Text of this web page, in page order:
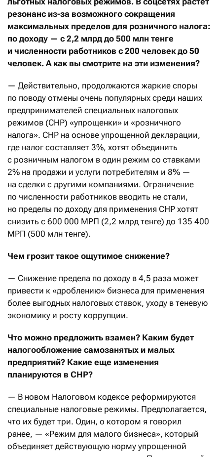
резонанс из-за возможного сокращения
максимальных пределов для розничного налога:
по доходу — с 2,2 млрд до 500 млн тенге
и численности работников с 200 человек до 50
человек. А как вы смотрите на эти изменения?
— Действительно, продолжаются жаркие споры
по поводу отмены очень популярных среди наших
предпринимателей специальных налоговых
режимов (СНР) «упрощенки» и «розничного
налога». СНР на основе упрощенной декларации,
где налог составляет 3%, хотят объединить
с розничным налогом в один режим со ставками
2% на продажи и услуги потребителям и 8% —
на сделки с другими компаниями. Ограничение
по численности работников вводить не стали,
но пределы по доходу для применения СНР хотят
снизить с 600 000 МРП (2,2 млрд тенге) до 135 400
МРП (500 млн тенге).
Чем грозит такое ощутимое снижение?
— Снижение предела по доходу в 4,5 раза может
привести к «дроблению» бизнеса для применения
более выгодных налоговых ставок, уходу в теневую
экономику и росту коррупции.
Что можно предложить взамен? Каким будет
налогообложение самозанятых и малых
предприятий? Какие еще изменения
планируются в СНР?
— В новом Налоговом кодексе реформируются
специальные налоговые режимы. Предполагается,
что их будет три. Один, о котором я говорил
ранее, — «Режим для малого бизнеса», который
объединяет действующую норму упрощенной